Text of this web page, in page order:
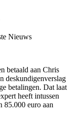
Nieuws
betaald aan Chris
deskundigenverslag
betalingen. Dat laat
heeft intussen
85.000 euro aan